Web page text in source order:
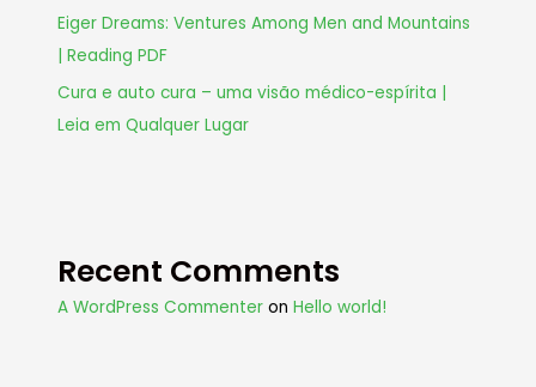
Eiger Dreams: Ventures Among Men and Mountains
| Reading PDF
Cura e auto cura – uma visão médico-espírita |
Leia em Qualquer Lugar
Recent Comments
A WordPress Commenter onHello world!